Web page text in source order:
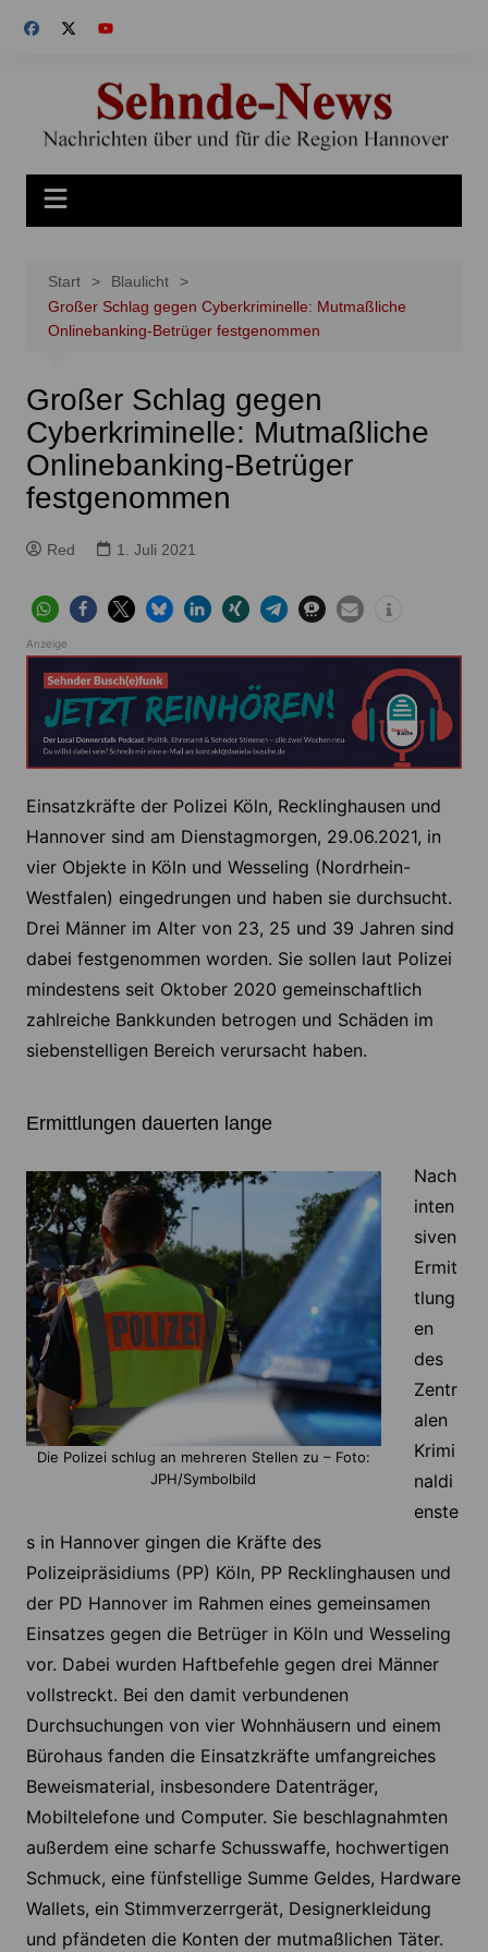
Inhalt
Start
Blaulicht
Großer Schlag gegen Cyberkriminelle: Mutmaßliche
Onlinebanking-Betrüger festgenommen
Großer Schlag gegen
Cyberkriminelle: Mutmaßliche
Onlinebanking-Betrüger
festgenommen
Red 1. Juli 2021
Anzeige
Einsatzkräfte der Polizei Köln, Recklinghausen und
Hannover sind am Dienstagmorgen, 29.06.2021, in
vier Objekte in Köln und Wesseling (Nordrhein-
Westfalen) eingedrungen und haben sie durchsucht.
Drei Männer im Alter von 23, 25 und 39 Jahren sind
dabei festgenommen worden. Sie sollen laut Polizei
mindestens seit Oktober 2020 gemeinschaftlich
zahlreiche Bankkunden betrogen und Schäden im
siebenstelligen Bereich verursacht haben.
Ermittlungen dauerten lange
Die Polizei schlug an mehreren Stellen zu – Foto:
JPH/Symbolbild
Nach
inten
siven
Ermit
tlung
en
des
Zentr
alen
Krimi
naldi
enste
s in Hannover gingen die Kräfte des
Polizeipräsidiums (PP) Köln, PP Recklinghausen und
der PD Hannover im Rahmen eines gemeinsamen
Einsatzes gegen die Betrüger in Köln und Wesseling
vor. Dabei wurden Haftbefehle gegen drei Männer
vollstreckt. Bei den damit verbundenen
Durchsuchungen von vier Wohnhäusern und einem
Bürohaus fanden die Einsatzkräfte umfangreiches
Beweismaterial, insbesondere Datenträger,
Mobiltelefone und Computer. Sie beschlagnahmten
außerdem eine scharfe Schusswaffe, hochwertigen
Schmuck, eine fünfstellige Summe Geldes, Hardware
Wallets, ein Stimmverzerrgerät, Designerkleidung
und pfändeten die Konten der mutmaßlichen Täter.